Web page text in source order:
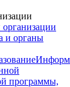
организации
и органы
программы,